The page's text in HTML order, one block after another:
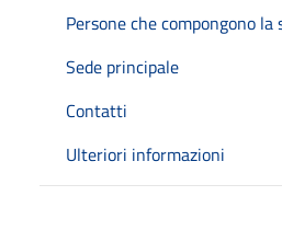
Persone che compongono
Sede principale
Contatti
Ulteriori informazioni